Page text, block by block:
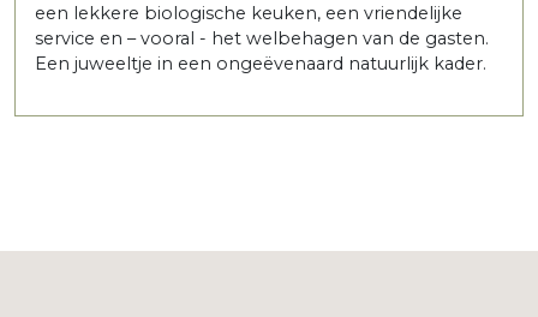
een lekkere biologische keuken, een vriendelijke
service en – vooral - het welbehagen van de gasten.
Een juweeltje in een ongeëvenaard natuurlijk kader.